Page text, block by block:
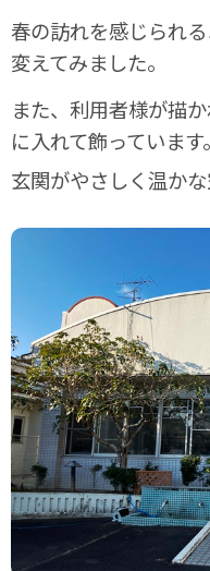
春の訪れを感じられ
変えてみました。
また、利用者様が描
に入れて飾っています。
玄関がやさしく温かな